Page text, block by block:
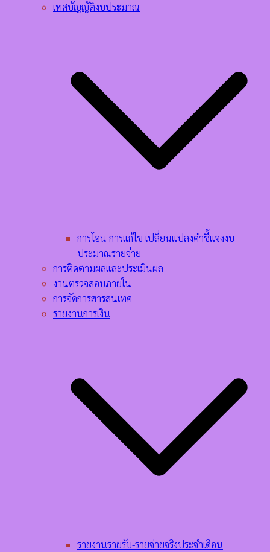
เทศบัญญัติงบประมาณ
การโอน การแก้ไข เปลี่ยนแปลงคำชี้แจงงบ
ประมาณรายจ่าย
การติดตามผลและประเมินผล
งานตรวจสอบภายใน
การจัดการสารสนเทศ
รายงานการเงิน
รายงานรายรับ-รายจ่ายจริงประจำเดือน